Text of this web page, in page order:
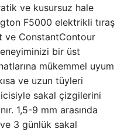
ve kusursuz hale
F5000 elektrikli tıraş
ve ConstantContour
bir üst
mükemmel uyum
ve uzun tüyleri
sakal çizgilerini
1,5-9 mm arasında
3 günlük sakal